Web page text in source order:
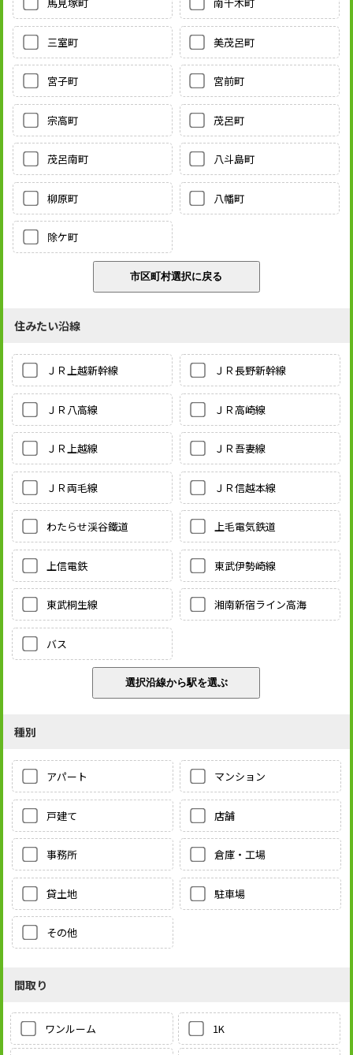
馬見塚町 南千木町
三室町 美茂呂町
宮子町 宮前町
宗高町 茂呂町
茂呂南町 八斗島町
柳原町 八幡町
除ケ町
住みたい沿線
ＪＲ上越新幹線 ＪＲ長野新幹線
ＪＲ八高線 ＪＲ高崎線
ＪＲ上越線 ＪＲ吾妻線
ＪＲ両毛線 ＪＲ信越本線
わたらせ渓谷鐵道 上毛電気鉄道
上信電鉄 東武伊勢崎線
東武桐生線 湘南新宿ライン高海
バス
種別
アパート マンション
戸建て 店舗
事務所 倉庫・工場
貸土地 駐車場
その他
間取り
ワンルーム 1K